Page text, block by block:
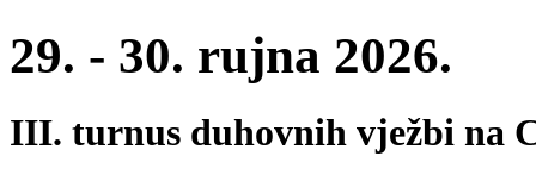
29. - 30. rujna 2026.
III. turnus duhovnih vježbi na